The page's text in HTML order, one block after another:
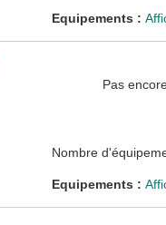
Equipements :
Pas
Nombre
Equipements :